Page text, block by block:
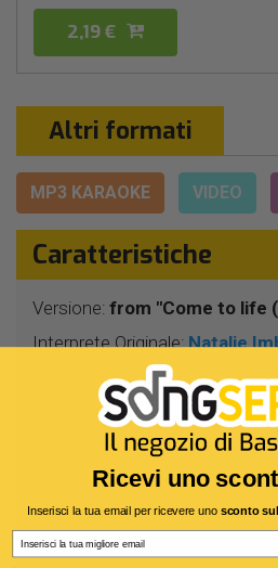
2,19 €
Altri formati
MP3 KARAOKE VIDEO
Caratteristiche
Versione: from "Come to life
Interprete Originale:Natalie
Pop/rock
N.Imbruglia -
3 Min 30 Sec
Segnatura:4/4
BPM: 128
Tonalità:DO# -
Ricevi uno
Inserisci la tua email per ricevere uno sconto